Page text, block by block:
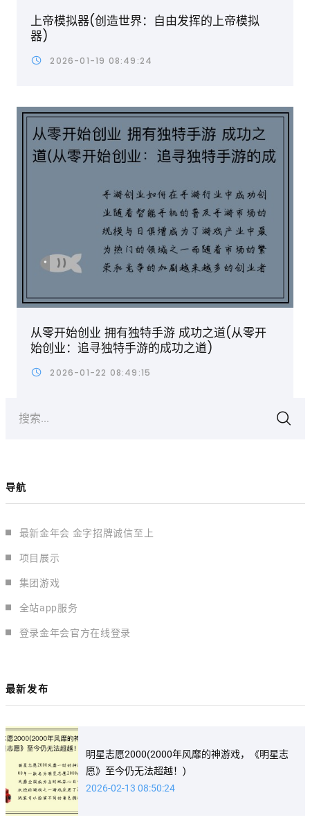
上帝模拟器(创造世界：自由发挥的上帝模拟
器)
2026-01-19 08:49:24
从零开始创业 拥有独特手游 成功之道(从零开
始创业：追寻独特手游的成功之道)
2026-01-22 08:49:15
搜索...
导航
最新金年会 金字招牌诚信至上
项目展示
集团游戏
全站app服务
登录金年会官方在线登录
最新发布
明星志愿2000(2000年风靡的神游戏，《明星志
愿》至今仍无法超越！)
2026-02-13 08:50:24